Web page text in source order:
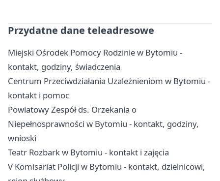
Przydatne dane teleadresowe
Miejski Ośrodek Pomocy Rodzinie w Bytomiu -
kontakt, godziny, świadczenia
Centrum Przeciwdziałania Uzależnieniom w Bytomiu -
kontakt i pomoc
Powiatowy Zespół ds. Orzekania o
Niepełnosprawności w Bytomiu - kontakt, godziny,
wnioski
Teatr Rozbark w Bytomiu - kontakt i zajęcia
V Komisariat Policji w Bytomiu - kontakt, dzielnicowi,